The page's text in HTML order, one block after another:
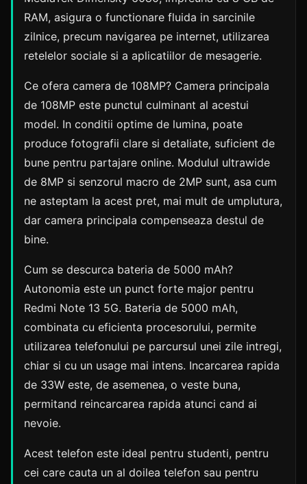
RAM, asigura o functionare fluida in sarcinile
zilnice, precum navigarea pe internet, utilizarea
retelelor sociale si a aplicatiilor de mesagerie.
Ce ofera camera de 108MP? Camera principala
de 108MP este punctul culminant al acestui
model. In conditii optime de lumina, poate
produce fotografii clare si detaliate, suficient de
bune pentru partajare online. Modulul ultrawide
de 8MP si senzorul macro de 2MP sunt, asa cum
ne asteptam la acest pret, mai mult de umplutura,
dar camera principala compenseaza destul de
bine.
Cum se descurca bateria de 5000 mAh?
Autonomia este un punct forte major pentru
Redmi Note 13 5G. Bateria de 5000 mAh,
combinata cu eficienta procesorului, permite
utilizarea telefonului pe parcursul unei zile intregi,
chiar si cu un usage mai intens. Incarcarea rapida
de 33W este, de asemenea, o veste buna,
permitand reincarcarea rapida atunci cand ai
nevoie.
Acest telefon este ideal pentru studenti, pentru
cei care cauta un al doilea telefon sau pentru